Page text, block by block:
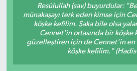
Resûlullah (sav) buyurdular:
münakaşayı terk eden kimse için
köşke kefilim. Şaka bile olsa
Cennet'in ortasında bir köşke
güzelleştiren için de Cennet'in en
köşke kefilim."
Gündem
Hava Durumu